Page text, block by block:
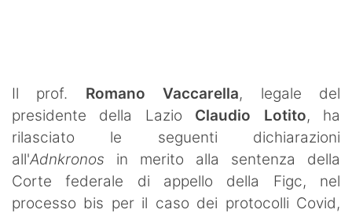
Il prof. Romano Vaccarella, legale del
presidente della Lazio Claudio Lotito, ha
rilasciato le seguenti dichiarazioni
all'Adnkronos in merito alla sentenza della
Corte federale di appello della Figc, nel
processo bis per il caso dei protocolli Covid,